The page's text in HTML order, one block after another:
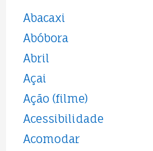
Abacaxi
Abóbora
Abril
Açai
Ação (filme)
Acessibilidade
Acomodar